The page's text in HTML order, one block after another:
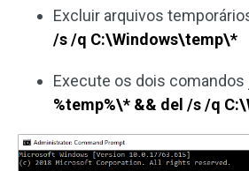
Excluir arquivos
/s /q C:\Windows\temp\*
Execute os dois comandos
%temp%\* && del /s /q